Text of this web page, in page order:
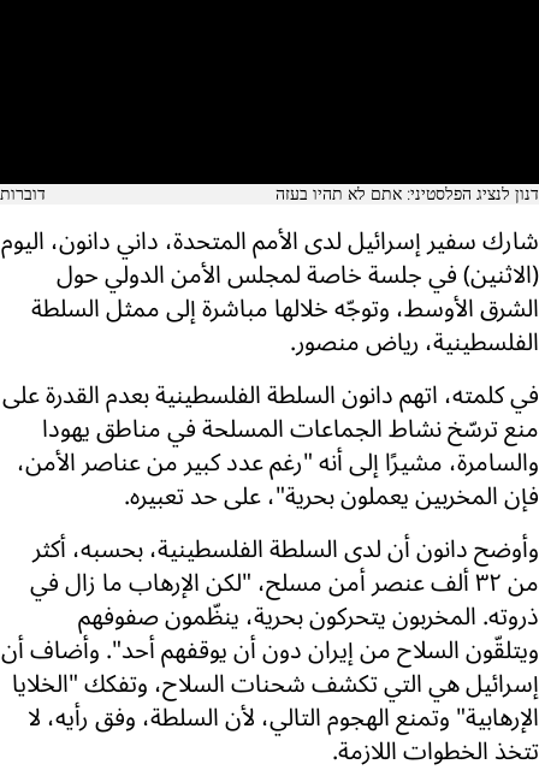
דנון לנציג הפלסטיני: אתם לא תהיו בעזה דוברות
شارك سفير إسرائيل لدى الأمم المتحدة، داني دانون، اليوم
(الاثنين) في جلسة خاصة لمجلس الأمن الدولي حول
الشرق الأوسط، وتوجّه خلالها مباشرة إلى ممثل السلطة
الفلسطينية، رياض منصور.
في كلمته، اتهم دانون السلطة الفلسطينية بعدم القدرة على
منع ترسّخ نشاط الجماعات المسلحة في مناطق يهودا
والسامرة، مشيرًا إلى أنه "رغم عدد كبير من عناصر الأمن،
فإن المخربين يعملون بحرية"، على حد تعبيره.
وأوضح دانون أن لدى السلطة الفلسطينية، بحسبه، أكثر
من ٣٢ ألف عنصر أمن مسلح، "لكن الإرهاب ما زال في
ذروته. المخربون يتحركون بحرية، ينظّمون صفوفهم
ويتلقّون السلاح من إيران دون أن يوقفهم أحد". وأضاف أن
إسرائيل هي التي تكشف شحنات السلاح، وتفكك "الخلايا
الإرهابية" وتمنع الهجوم التالي، لأن السلطة، وفق رأيه، لا
تتخذ الخطوات اللازمة.